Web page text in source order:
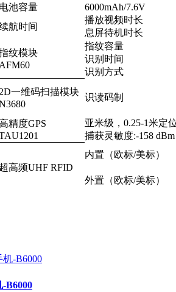
电池容量
6000mAh/7.6V
航时间
播放视频时长
息屏待机时长
纹模块
AFM60
指纹容量
识别时间
识别方式
2D一维码扫描模块
识读码制
精度GPS
亚米级，0.25-1米定
捕获灵敏度:-158
超高频UHF RFID
内置（欧标/美标）
外置（欧标/美标）
B6000